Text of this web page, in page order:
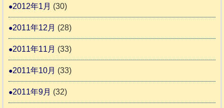
2012年1月 (30)
2011年12月 (28)
2011年11月 (33)
2011年10月 (33)
2011年9月 (32)